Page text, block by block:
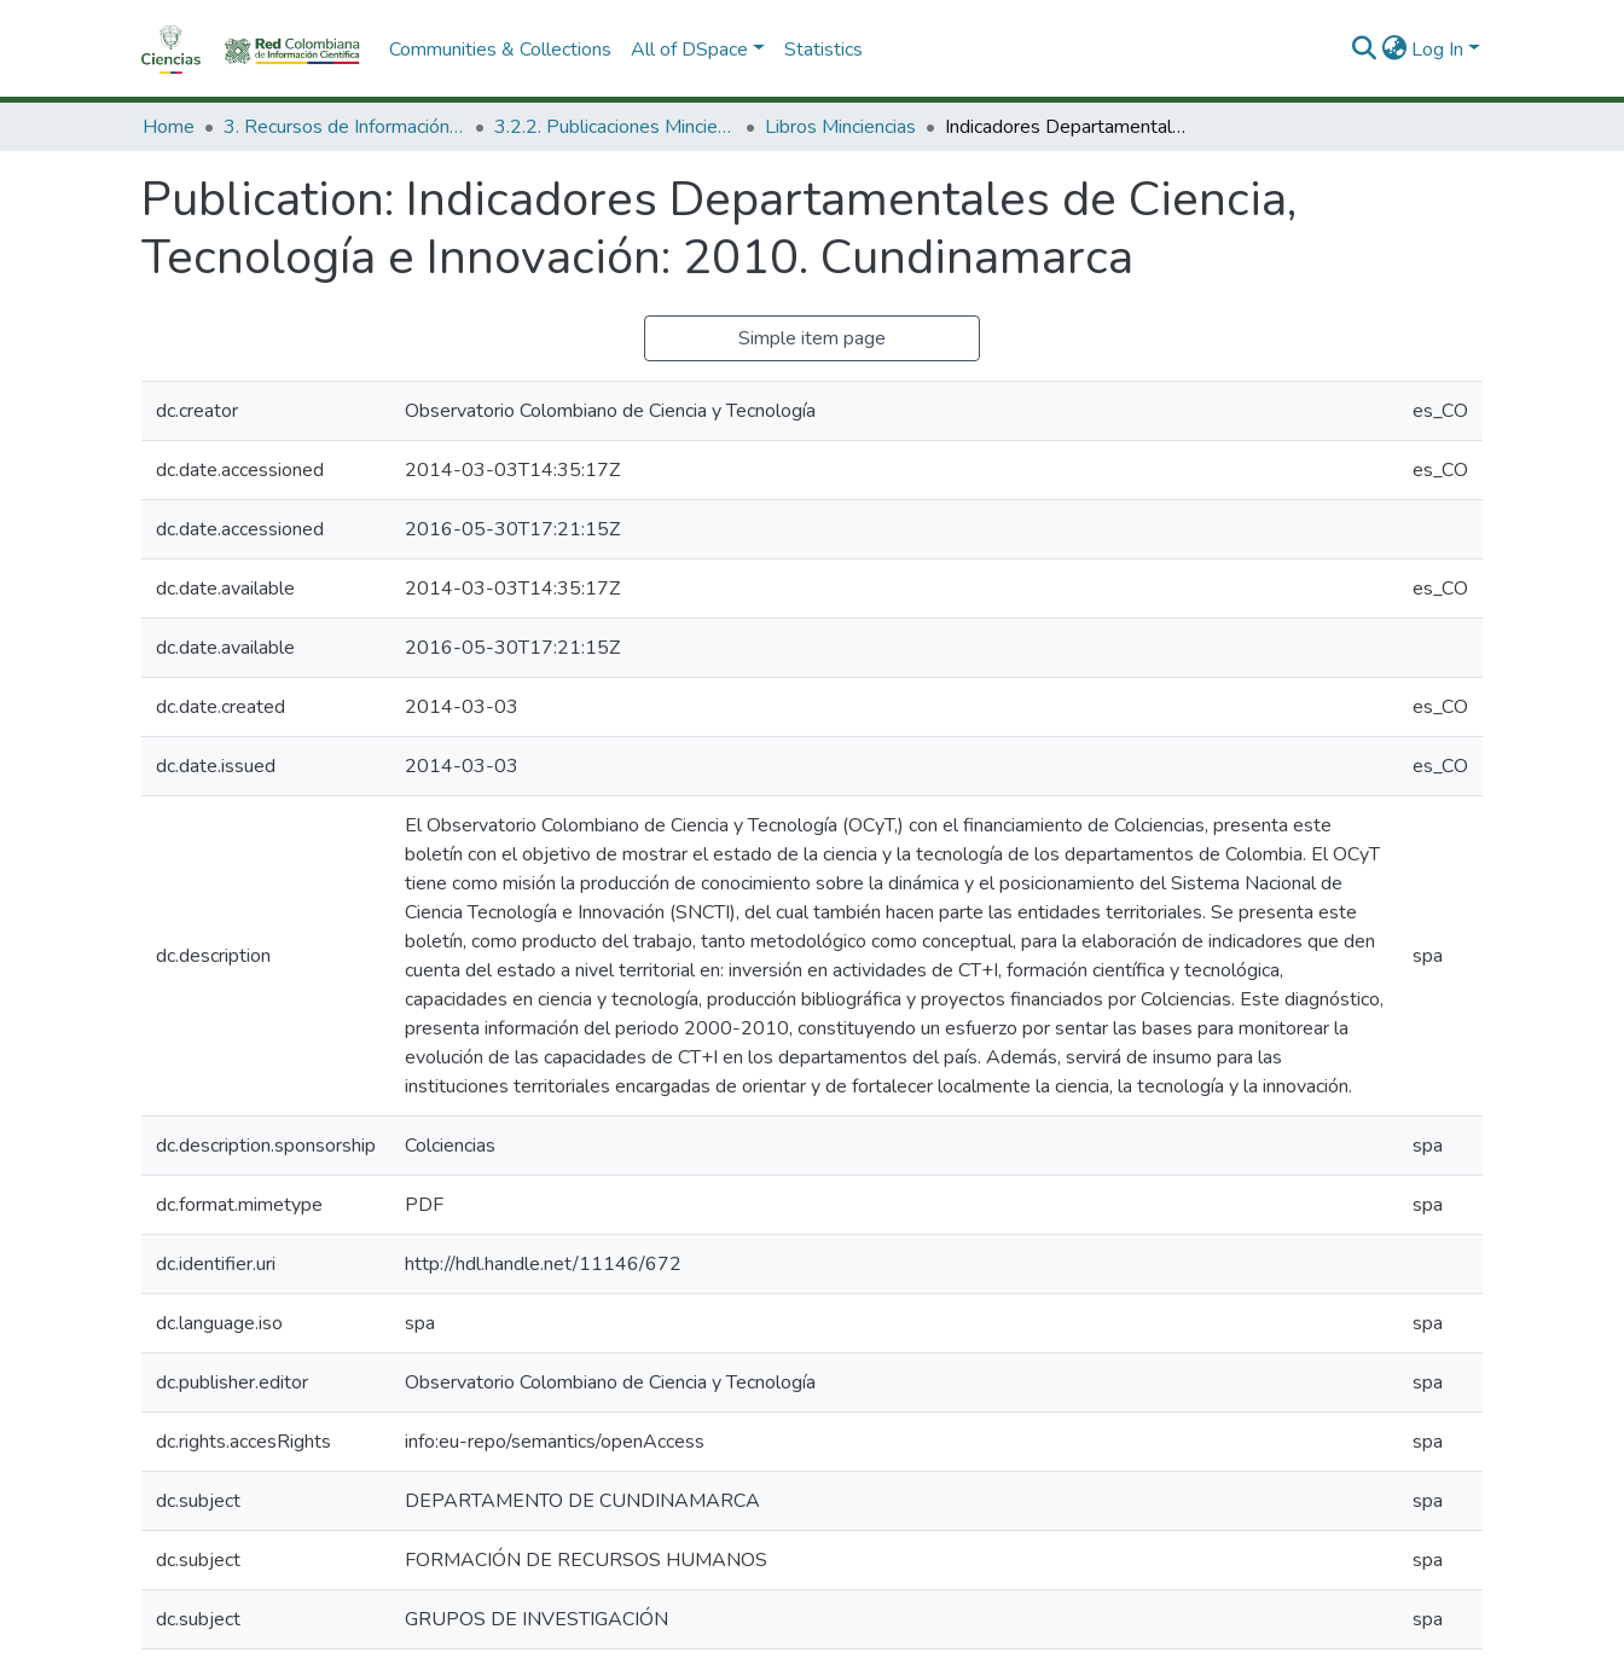
Communities & Collections All of DSpace Statistics Log In
Home 3. Recursos de Información Científica y Tecnológica 3.2.2. Publicaciones Minciencias Libros Minciencias Indicadores Departamentales de Ciencia, Tecnología e Innovación: 2010. Cundinamarca
Publication: Indicadores Departamentales de Ciencia,
Tecnología e Innovación: 2010. Cundinamarca
Simple item page
dc.creator Observatorio Colombiano de Ciencia y Tecnología es_CO
dc.date.accessioned 2014-03-03T14:35:17Z es_CO
dc.date.accessioned 2016-05-30T17:21:15Z
dc.date.available 2014-03-03T14:35:17Z es_CO
dc.date.available 2016-05-30T17:21:15Z
dc.date.created 2014-03-03 es_CO
dc.date.issued 2014-03-03 es_CO
dc.description
El Observatorio Colombiano de Ciencia y Tecnología (OCyT,) con el financiamiento de Colciencias, presenta este
boletín con el objetivo de mostrar el estado de la ciencia y la tecnología de los departamentos de Colombia. El OCyT
tiene como misión la producción de conocimiento sobre la dinámica y el posicionamiento del Sistema Nacional de
Ciencia Tecnología e Innovación (SNCTI), del cual también hacen parte las entidades territoriales. Se presenta este
boletín, como producto del trabajo, tanto metodológico como conceptual, para la elaboración de indicadores que den
cuenta del estado a nivel territorial en: inversión en actividades de CT+I, formación científica y tecnológica,
capacidades en ciencia y tecnología, producción bibliográfica y proyectos financiados por Colciencias. Este diagnóstico,
presenta información del periodo 2000-2010, constituyendo un esfuerzo por sentar las bases para monitorear la
evolución de las capacidades de CT+I en los departamentos del país. Además, servirá de insumo para las
instituciones territoriales encargadas de orientar y de fortalecer localmente la ciencia, la tecnología y la innovación.
spa
dc.description.sponsorship Colciencias spa
dc.format.mimetype PDF spa
dc.identifier.uri http://hdl.handle.net/11146/672
dc.language.iso spa spa
dc.publisher.editor Observatorio Colombiano de Ciencia y Tecnología spa
dc.rights.accesRights info:eu-repo/semantics/openAccess spa
dc.subject DEPARTAMENTO DE CUNDINAMARCA spa
dc.subject FORMACIÓN DE RECURSOS HUMANOS spa
dc.subject GRUPOS DE INVESTIGACIÓN spa